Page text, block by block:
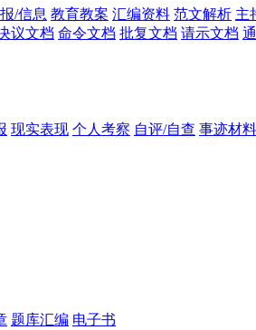
/信息 教育教案 汇编资料 范文解析 主
议文档 命令文档 批复文档 请示文档
现实表现 个人考察 自评/自查 事迹材料
题库汇编 电子书